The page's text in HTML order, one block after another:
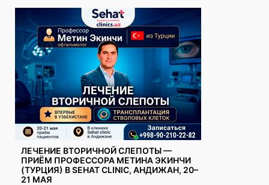
ЛЕЧЕНИЕ ВТОРИЧНОЙ СЛЕПОТЫ —
ПРИЁМ ПРОФЕССОРА МЕТИНА ЭКИНЧИ
(ТУРЦИЯ) В SEHAT CLINIC, АНДИЖАН, 20–
21 МАЯ